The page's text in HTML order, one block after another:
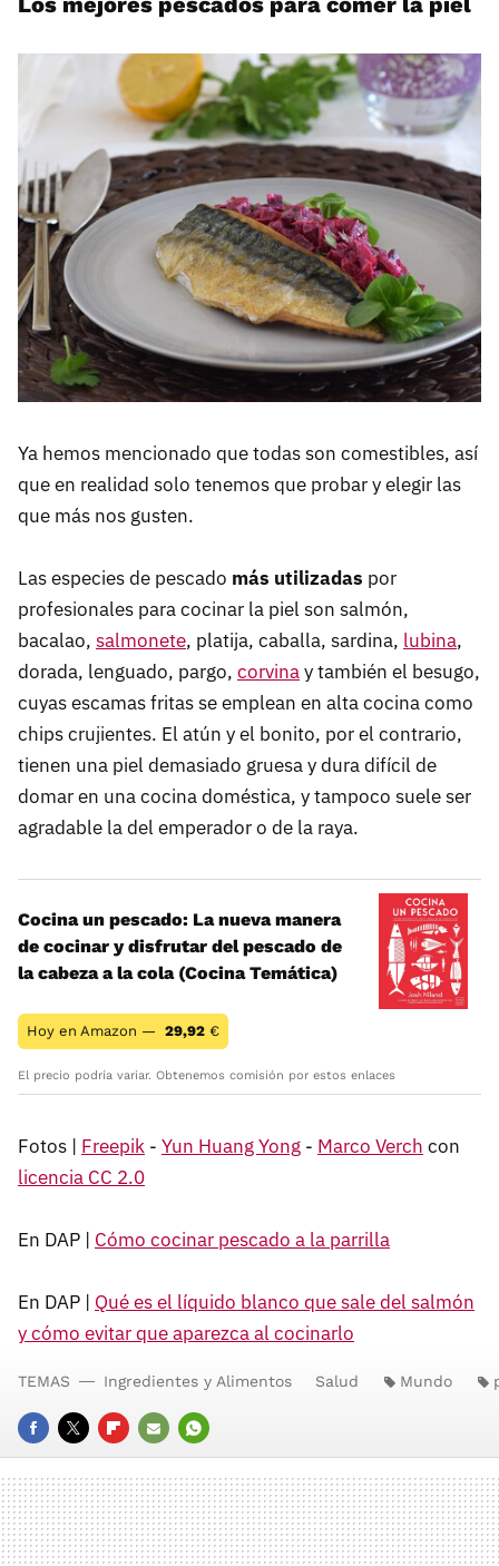
Ya hemos mencionado que todas son comestibles, así
que en realidad solo tenemos que probar y elegir las
que más nos gusten.
Las especies de pescado más utilizadas por
profesionales para cocinar la piel son salmón,
bacalao, salmonete, platija, caballa, sardina, lubina,
dorada, lenguado, pargo, corvinay también el besugo,
cuyas escamas fritas se emplean en alta cocina como
chips crujientes. El atún y el bonito, por el contrario,
tienen una piel demasiado gruesa y dura difícil de
domar en una cocina doméstica, y tampoco suele ser
agradable la del emperador o de la raya.
Cocina un pescado: La nueva manera
de cocinar y disfrutar del pescado de
la cabeza a la cola (Cocina Temática)
Hoy en Amazon — 29,92 €
El precio podría variar. Obtenemos comisión por estos enlaces
Fotos | Freepik - Yun Huang Yong - Marco Verch con
licencia CC 2.0
En DAP | Cómo cocinar pescado a la parrilla
En DAP | Qué es el líquido blanco que sale del salmón
y cómo evitar que aparezca al cocinarlo
FACEBOOK
TWITTERFLIPBOARD
E-
MAIL
WHATSAPP
TEMAS Ingredientes y Alimentos Salud Mundo